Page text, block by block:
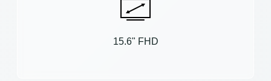
15.6" FHD